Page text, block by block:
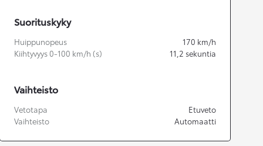
Suorituskyky
Huippunopeus 170 km/h
Kiihtyvyys 0-100 km/h (s)
11,2 sekuntia
Vaihteisto
Vetotapa
Etuveto
Vaihteisto
Automaatti